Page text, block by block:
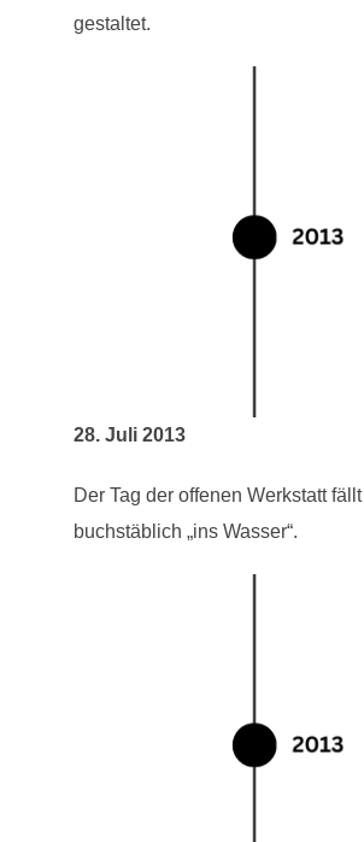
gestaltet.
28. Juli 2013
Der Tag der offenen Werkstatt fällt
buchstäblich „ins Wasser“.